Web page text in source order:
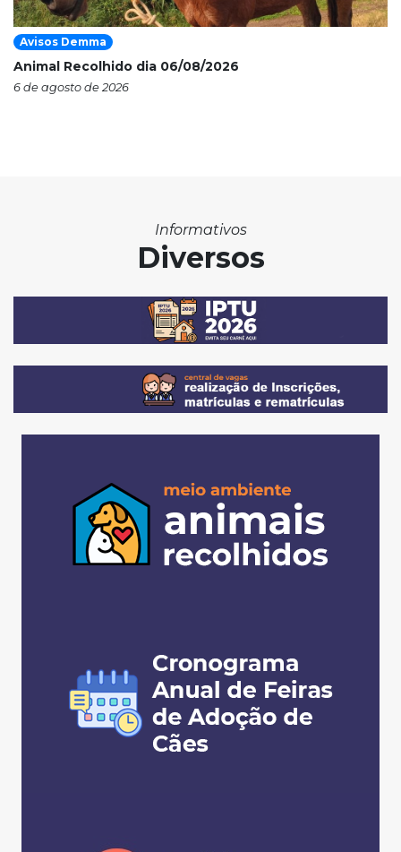
Avisos Demma
Animal Recolhido dia 06/08/2026
6 de agosto de 2026
Informativos
Diversos